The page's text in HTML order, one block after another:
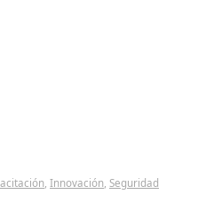
, Innovación, Seguridad